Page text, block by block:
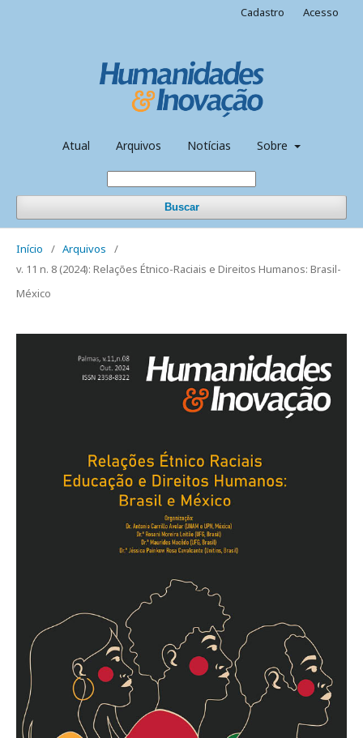
Atual Arquivos Notícias Sobre
Buscar
Cadastro Acesso
Início / Arquivos
/
v. 11 n. 8 (2024): Relações Étnico-Raciais e Direitos Humanos: Brasil-
México